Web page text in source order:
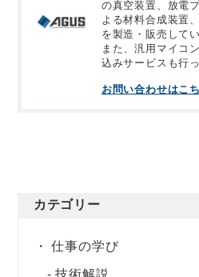
の真空装置、放電
よる材料合成装置
を製造・販売してい
また、汎用マイコ
込みサービスも行
お問い合わせはこ
カテゴリー
仕事の学び
技術解説